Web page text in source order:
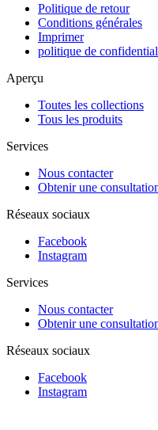
Politique de retour
Conditions générales
Imprimer
politique de
Aperçu
Toutes les collections
Tous les produits
Services
Nous contacter
Obtenir une
Réseaux sociaux
Facebook
Instagram
Services
Nous contacter
Obtenir une
Réseaux sociaux
Facebook
Instagram